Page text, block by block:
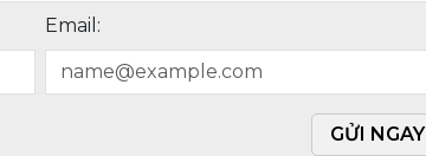
Email:
GỬI NGAY